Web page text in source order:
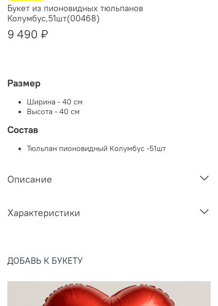
Букет из пионовидных тюльпанов
Колумбус,51шт(00468)
9 490 ₽
Размер
Ширина - 40 см
Высота - 40 см
Состав
Тюльпан пионовидный Колумбус -51шт
Описание
Характеристики
ДОБАВЬ К БУКЕТУ